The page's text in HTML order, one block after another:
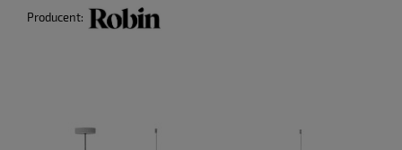
Producent: